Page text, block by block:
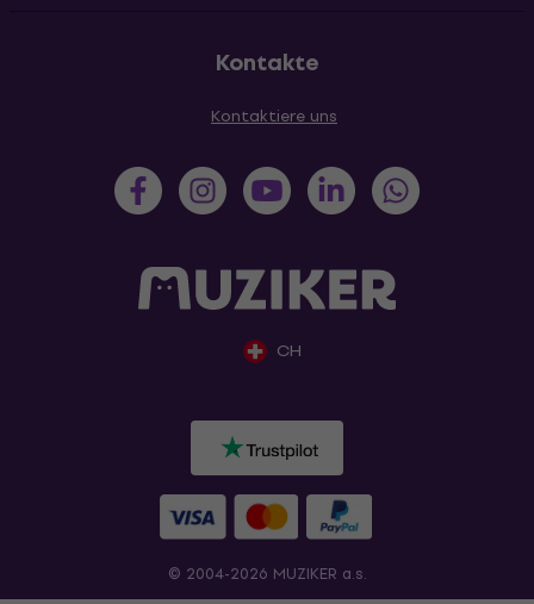
Kontakte
Kontaktiere uns
CH
© 2004-2026 MUZIKER a.s.